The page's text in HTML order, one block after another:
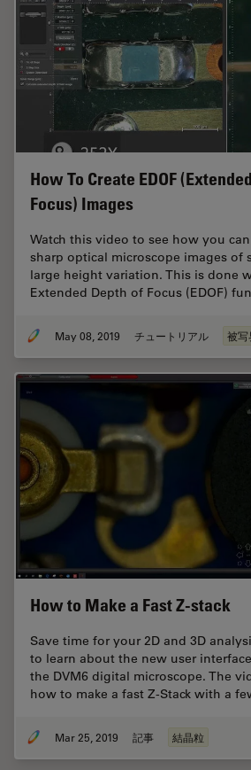
How To Create EDOF
Focus) Images
Watch this video to see how you
sharp optical microscope images of
large height variation. This is done
Extended Depth of Focus (EDOF)
May 08, 2019 チュートリアル 被写
How to Make a Fast Z-stack
Save time for your 2D and 3D
to learn about the new user
the DVM6 digital microscope. The
how to make a fast Z-Stack with a
Mar 25, 2019 記事 結晶粒